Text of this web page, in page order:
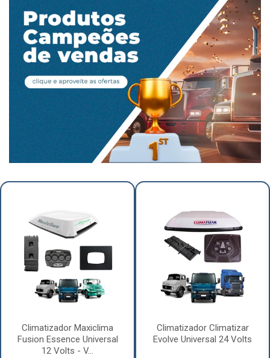
Climatizador Maxiclima
Fusion Essence Universal
12 Volts - V...
Climatizador Climatizar
Evolve Universal 24 Volts